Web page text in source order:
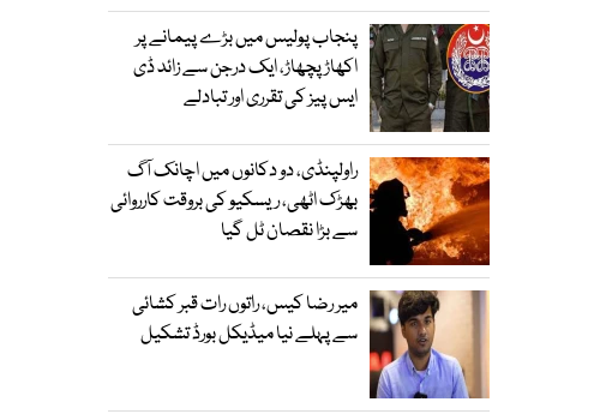
پنجاب پولیس میں بڑے پیمانے پر
اکھاڑ پچھاڑ، ایک درجن سے زائد ڈی
ایس پیز کی تقرری اور تبادلے
راولپنڈی، دو دکانوں میں اچانک آگ
بھڑک اٹھی، ریسکیو کی بروقت کارروائی
سے بڑا نقصان ٹل گیا
میر رضا کیس، راتوں رات قبر کشائی
سے پہلے نیا میڈیکل بورڈ تشکیل